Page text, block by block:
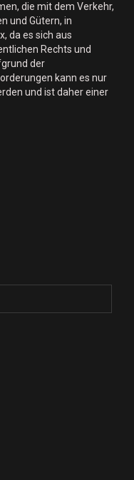
die mit dem Verkehr,
und Gütern, in
da es sich aus
Rechts und
der
kann es nur
und ist daher einer